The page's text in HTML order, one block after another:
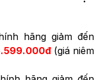
hãng giảm đến
(giá niêm